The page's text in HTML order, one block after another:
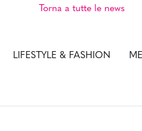
Torna a tutte le news
LIFESTYLE & FASHION